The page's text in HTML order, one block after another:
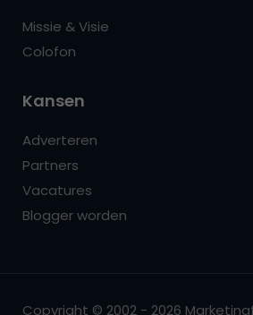
Missie & Visie
Colofon
Kansen
Adverteren
Partners
Vacatures
Blogger worden
Copyright © 2002 - 2026